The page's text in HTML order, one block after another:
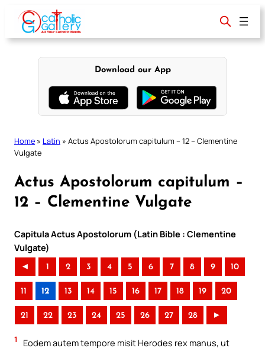
content
Download our App
Home » Latin » Actus Apostolorum capitulum – 12 – Clementine
Vulgate
Actus Apostolorum capitulum –
12 – Clementine Vulgate
Capitula Actus Apostolorum (Latin Bible : Clementine
Vulgate)
◄ 1 2 3 4 5 6 7 8 9 10
11 12 13 14 15 16 17 18 19 20
21 22 23 24 25 26 27 28 ►
1
Eodem autem tempore misit Herodes rex manus, ut